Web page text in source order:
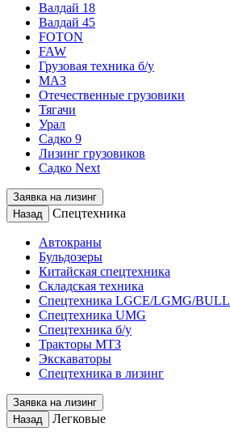
Валдай 18
Валдай 45
FOTON
FAW
Грузовая техника б/у
МАЗ
Отечественные грузовики
Тягачи
Урал
Садко 9
Лизинг грузовиков
Садко Next
Заявка на лизинг
Назад
Спецтехника
Автокраны
Бульдозеры
Китайская спецтехника
Складская техника
Спецтехника LGCE/LGMG/BULL
Спецтехника UMG
Спецтехника б/у
Тракторы МТЗ
Экскаваторы
Спецтехника в лизинг
Заявка на лизинг
Назад
Легковые